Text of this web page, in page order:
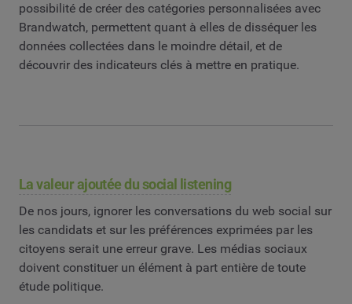
possibilité de créer des catégories personnalisées avec
Brandwatch, permettent quant à elles de disséquer les
données collectées dans le moindre détail, et de
découvrir des indicateurs clés à mettre en pratique.
La valeur ajoutée du social listening
De nos jours, ignorer les conversations du web social sur
les candidats et sur les préférences exprimées par les
citoyens serait une erreur grave. Les médias sociaux
doivent constituer un élément à part entière de toute
étude politique.